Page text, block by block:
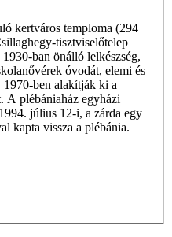
kertváros temploma (294
tisztviselőtelep
ban önálló lelkészség,
óvodát, elemi és
ben alakítják ki a
A plébániaház egyházi
július 12-i, a zárda egy
kapta vissza a plébánia.